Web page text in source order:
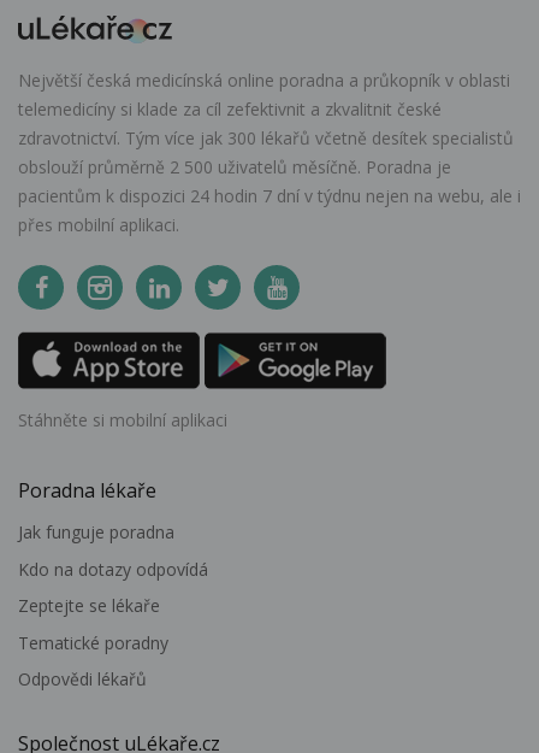
Největší česká medicínská online poradna a průkopník v oblasti
telemedicíny si klade za cíl zefektivnit a zkvalitnit české
zdravotnictví. Tým více jak 300 lékařů včetně desítek specialistů
obslouží průměrně 2 500 uživatelů měsíčně. Poradna je
pacientům k dispozici 24 hodin 7 dní v týdnu nejen na webu, ale i
přes mobilní aplikaci.
Stáhněte si mobilní aplikaci
Poradna lékaře
Jak funguje poradna
Kdo na dotazy odpovídá
Zeptejte se lékaře
Tematické poradny
Odpovědi lékařů
Společnost uLékaře.cz